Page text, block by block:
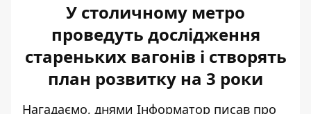
У столичному метро
проведуть дослідження
стареньких вагонів і створять
план розвитку на 3 роки
Нагадаємо, днями Інформатор писав про